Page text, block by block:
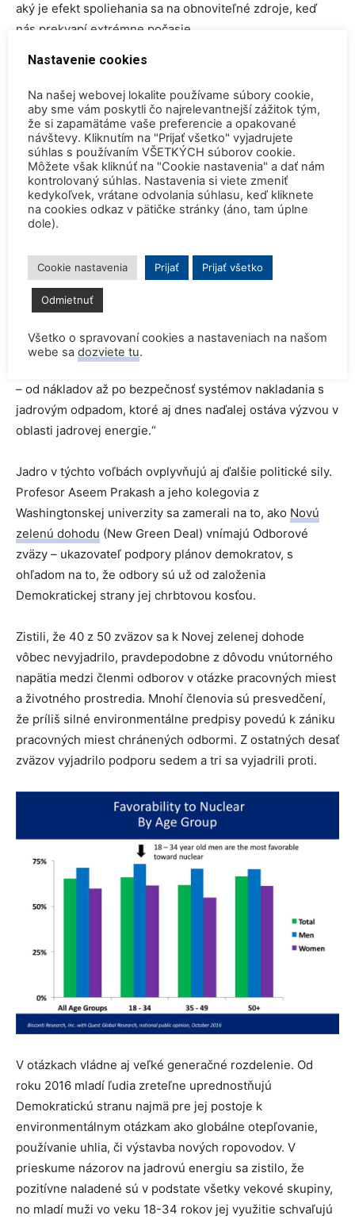
aký je efekt spoliehania sa na obnoviteľné zdroje, keď
nás prekvapí extrémne počasie.
CYKLÓNA ALEBO HURIKÁNY, JADRO
VYRÁBA ENERGIU BEZ PRERUŠENIA,
ČO SA NEDÁ POVEDAŤ O
OBNOVITEĽNÝCH ZDROJOCH, KTORÉ
TAKÉTO JAVY DOKÁŽU ÚPLNE
ODSTAVIŤ.
Budúcnosť jadrovej energie
V časti Bidenovho plánu s názvom „Budúcnosť jadrovej
všetky nízkouhlíkové a bezuhlíkové technológie“. Aj preto
– od nákladov až po bezpečnosť systémov nakladania s
jadrovým odpadom, ktoré aj dnes naďalej ostáva výzvou v
oblasti jadrovej energie.“
Jadro v týchto voľbách ovplyvňujú aj ďalšie politické sily.
Profesor Aseem Prakash a jeho kolegovia z
Washingtonskej univerzity sa zamerali na to, ako Novú
zelenú dohodu (New Green Deal) vnímajú Odborové
zväzy – ukazovateľ podpory plánov demokratov, s
ohľadom na to, že odbory sú už od založenia
Demokratickej strany jej chrbtovou kosťou.
Zistili, že 40 z 50 zväzov sa k Novej zelenej dohode
vôbec nevyjadrilo, pravdepodobne z dôvodu vnútorného
napätia medzi členmi odborov v otázke pracovných miest
a životného prostredia. Mnohí členovia sú presvedčení,
že príliš silné environmentálne predpisy povedú k zániku
pracovných miest chránených odbormi. Z ostatných desať
zväzov vyjadrilo podporu sedem a tri sa vyjadrili proti.
V otázkach vládne aj veľké generačné rozdelenie. Od
roku 2016 mladí ľudia zreteľne uprednostňujú
Demokratickú stranu najmä pre jej postoje k
environmentálnym otázkam ako globálne otepľovanie,
používanie uhlia, či výstavba nových ropovodov. V
prieskume názorov na jadrovú energiu sa zistilo, že
pozitívne naladené sú v podstate všetky vekové skupiny,
no mladí muži vo veku 18-34 rokov jej využitie schvaľujú
Nastavenie cookies
Na našej webovej lokalite používame súbory cookie,
aby sme vám poskytli čo najrelevantnejší zážitok tým,
že si zapamätáme vaše preferencie a opakované
návštevy. Kliknutím na "Prijať všetko" vyjadrujete
súhlas s používaním VŠETKÝCH súborov cookie.
Môžete však kliknúť na "Cookie nastavenia" a dať nám
kontrolovaný súhlas. Nastavenia si viete zmeniť
kedykoľvek, vrátane odvolania súhlasu, keď kliknete
na cookies odkaz v pätičke stránky (áno, tam úplne
dole).
Cookie nastavenia Prijať Prijať všetko
Odmietnuť
Všetko o spravovaní cookies a nastaveniach na našom
webe sa dozviete tu.